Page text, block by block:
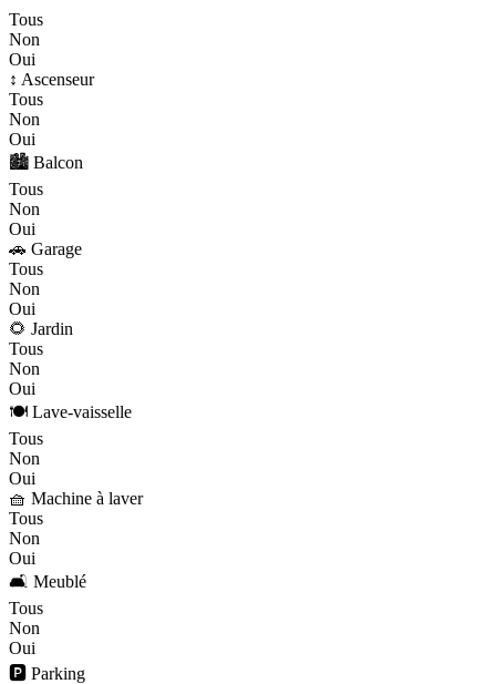
Tous
Non
Oui
↕️ Ascenseur
Tous
Non
Oui
🏙️ Balcon
Tous
Non
Oui
🚗 Garage
Tous
Non
Oui
🌻 Jardin
Tous
Non
Oui
🍽️ Lave-vaisselle
Tous
Non
Oui
🧺 Machine à laver
Tous
Non
Oui
🛋️ Meublé
Tous
Non
Oui
🅿️ Parking